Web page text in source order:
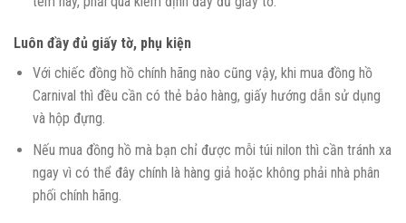
Luôn đầy đủ giấy tờ, phụ kiện
Với chiếc đồng hồ chính hãng nào cũng vậy, khi mua đồng hồ
Carnival thì đều cần có thẻ bảo hàng, giấy hướng dẫn sử dụng
và hộp đựng.
Nếu mua đồng hồ mà bạn chỉ được mỗi túi nilon thì cần tránh xa
ngay vì có thể đây chính là hàng giả hoặc không phải nhà phân
phối chính hãng.